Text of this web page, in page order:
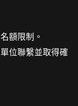
額限制。
位聯繫並取得確